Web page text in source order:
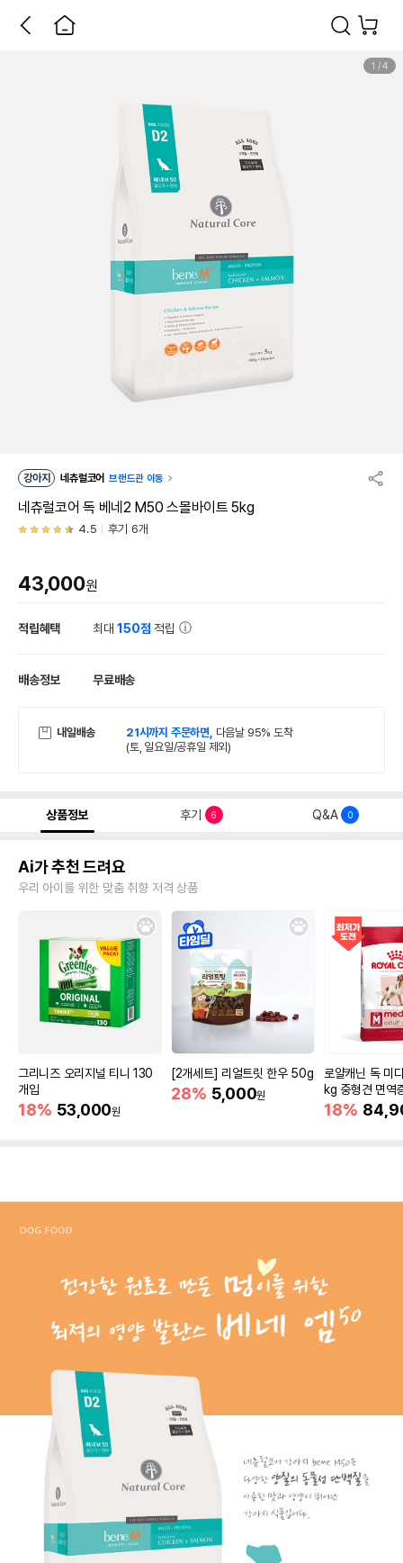
1 /4
강아지 네츄럴코어 브랜드관 이동
네츄럴코어 독 베네2 M50 스몰바이트 5kg
4.5 후기 6개
43,000원
적립혜택 최대150점 적립
배송정보 무료배송
내일배송 21시까지 주문하면, 다음날 95% 도착
(토, 일요일/공휴일 제외)
상품정보 후기 6 Q&A 0
Ai가 추천 드려요
우리 아이를 위한 맞춤 취향 저격 상품
그리니즈 오리지널 티니 130
개입
18% 53,000원
[2개세트] 리얼트릿 한우 50g
28% 5,000원
로얄캐닌 독 미
kg 중형견 면역
18%